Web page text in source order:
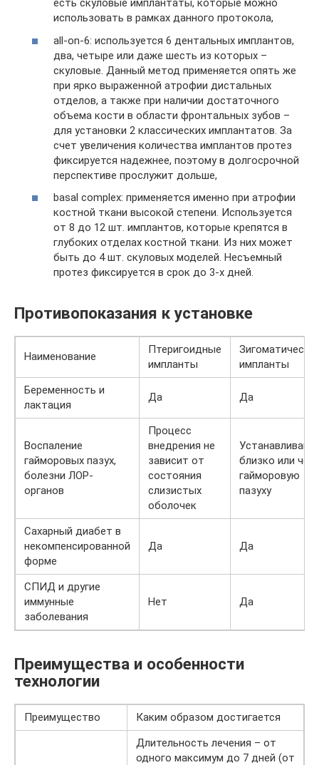
есть скуловые имплантаты, которые можно
использовать в рамках данного протокола,
all-on-6: используется 6 дентальных имплантов,
два, четыре или даже шесть из которых –
скуловые. Данный метод применяется опять же
при ярко выраженной атрофии дистальных
отделов, а также при наличии достаточного
объема кости в области фронтальных зубов –
для установки 2 классических имплантатов. За
счет увеличения количества имплантов протез
фиксируется надежнее, поэтому в долгосрочной
перспективе прослужит дольше,
basal complex: применяется именно при атрофии
костной ткани высокой степени. Используется
от 8 до 12 шт. имплантов, которые крепятся в
глубоких отделах костной ткани. Из них может
быть до 4 шт. скуловых моделей. Несъемный
протез фиксируется в срок до 3-х дней.
Противопоказания к установке
Наименование
Птеригоидные
импланты
импланты
Беременность и
лактация
Да Да
Воспаление
гайморовых пазух,
болезни ЛОР-
органов
Процесс
внедрения не
зависит от
состояния
слизистых
оболочек
близко или
гайморовую
пазуху
Сахарный диабет в
некомпенсированной
форме
Да Да
СПИД и другие
иммунные
заболевания
Нет Да
Преимущества и особенности
технологии
Преимущество Каким образом достигается
Длительность лечения – от
одного максимум до 7 дней (от